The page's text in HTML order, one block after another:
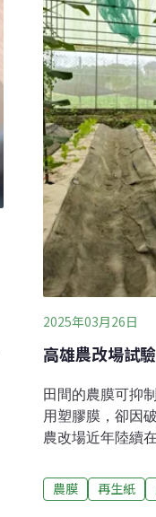
2025年03月26日
高雄農改場試
田間的農膜可抑
用塑膠膜，卻因
農改場近年陸續
膠膜便宜了4000
阻擋陽光、減少
農膜 再生紙